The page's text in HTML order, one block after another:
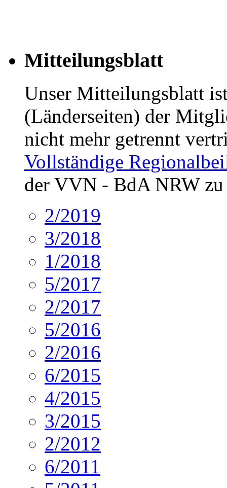
Mitteilungsblatt
Unser Mitteilungsblatt
(Länderseiten) der
nicht mehr getrennt
Vollständige
der VVN - BdA NRW
2/2019
3/2018
1/2018
5/2017
2/2017
5/2016
2/2016
6/2015
4/2015
3/2015
2/2012
6/2011